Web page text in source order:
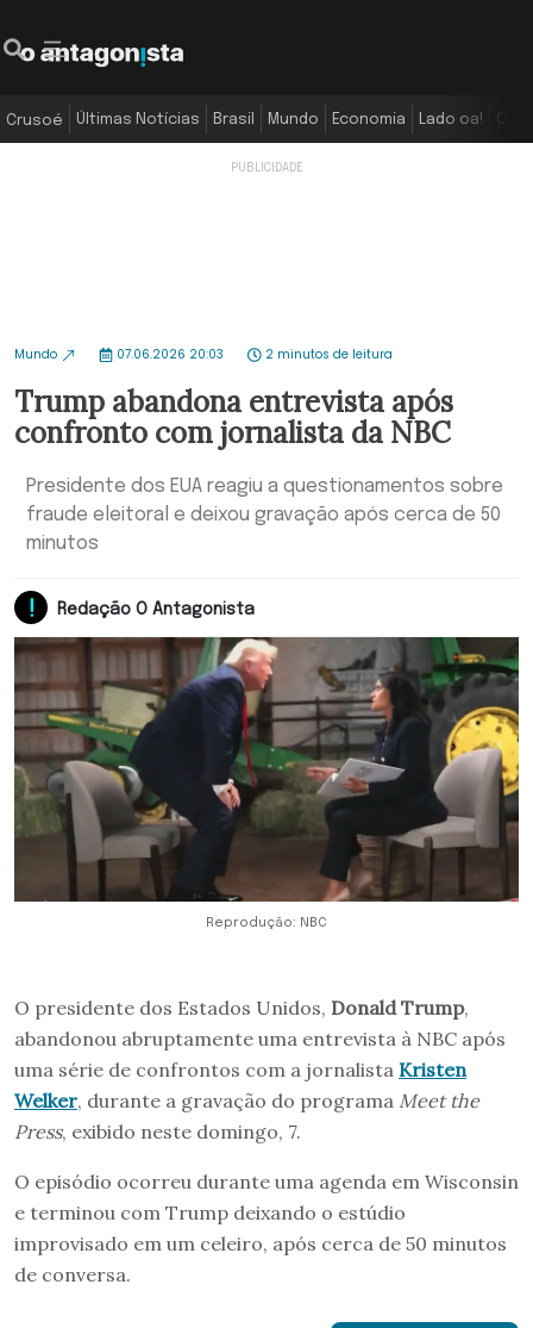
Crusoé Últimas Notícias Brasil Mundo Economia Lado oa!
Mundo 07.06.2026 20:03 2 minutos de leitura
Trump abandona entrevista após
confronto com jornalista da NBC
Presidente dos EUA reagiu a questionamentos sobre
fraude eleitoral e deixou gravação após cerca de 50
minutos
Redação O Antagonista
Reprodução: NBC
O presidente dos Estados Unidos, Donald Trump,
abandonou abruptamente uma entrevista à NBC após
uma série de confrontos com a jornalista Kristen
Welker, durante a gravação do programa Meet the
Press, exibido neste domingo, 7.
O episódio ocorreu durante uma agenda em Wisconsin
e terminou com Trump deixando o estúdio
improvisado em um celeiro, após cerca de 50 minutos
de conversa.